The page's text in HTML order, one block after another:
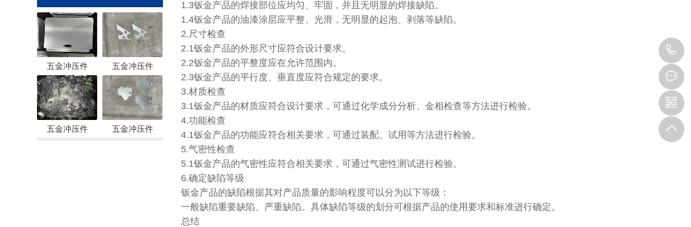
五金冲压件 五金冲压件
五金冲压件 五金冲压件
1.3钣金产品的焊接部位应均匀、牢固，并且无明显的焊接缺陷。
1.4钣金产品的油漆涂层应平整、光滑，无明显的起泡、剥落等缺陷。
2.尺寸检查
2.1钣金产品的外形尺寸应符合设计要求。
2.2钣金产品的平整度应在允许范围内。
2.3钣金产品的平行度、垂直度应符合规定的要求。
3.材质检查
3.1钣金产品的材质应符合设计要求，可通过化学成分分析、金相检查等方法进行检验。
4.功能检查
4.1钣金产品的功能应符合相关要求，可通过装配、试用等方法进行检验。
5.气密性检查
5.1钣金产品的气密性应符合相关要求，可通过气密性测试进行检验。
6.确定缺陷等级
钣金产品的缺陷根据其对产品质量的影响程度可以分为以下等级：
一般缺陷重要缺陷、严重缺陷。具体缺陷等级的划分可根据产品的使用要求和标准进行确定。
总结